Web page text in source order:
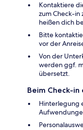
Kontaktiere
zum Check-in
heißen dich
Bitte
vor der
Von der
werden ggf.
übersetzt.
Beim Check-
Hinterlegung